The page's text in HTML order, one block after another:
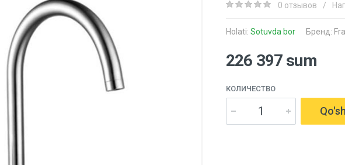
0 отзывов /
Holati: Sotuvda bor Бренд:
226 397 sum
КОЛИЧЕСТВО